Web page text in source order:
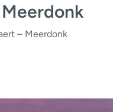
– Meerdonk